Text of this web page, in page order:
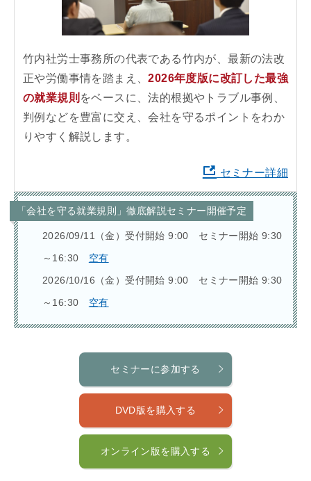
竹内社労士事務所の代表である竹内が、最新の法改
正や労働事情を踏まえ、2026年度版に改訂した最強
の就業規則 をベースに、法的根拠やトラブル事例、
判例などを豊富に交え、会社を守るポイントをわか
りやすく解説します。
セミナー詳細
「会社を守る就業規則」徹底解説セミナー開催予定
2026/09/11（金）受付開始 9:00 セミナー開始 9:30
～16:30 空有
2026/10/16（金）受付開始 9:00 セミナー開始 9:30
～16:30 空有
セミナーに参加する
DVD版を購入する
オンライン版を購入する